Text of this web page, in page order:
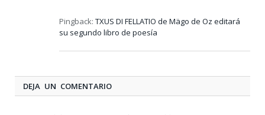
Pingback: TXUS DI FELLATIO de Mägo de Oz editará
su segundo libro de poesía
DEJA UN COMENTARIO